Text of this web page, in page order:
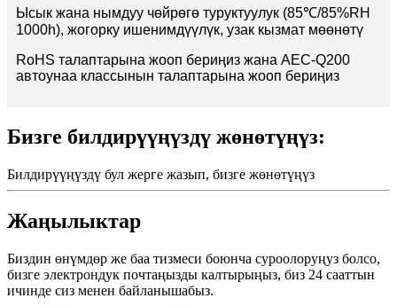
Ысык жана нымдуу чөйрөгө туруктуулук (85℃/85%RH
1000h), жогорку ишенимдүүлүк, узак кызмат мөөнөтү
RoHS талаптарына жооп бериңиз жана AEC-Q200
автоунаа классынын талаптарына жооп бериңиз
Бизге билдирүүңүздү жөнөтүңүз:
Билдирүүңүздү бул жерге жазып, бизге жөнөтүңүз
Жаңылыктар
Биздин өнүмдөр же баа тизмеси боюнча суроолоруңуз болсо,
бизге электрондук почтаңызды калтырыңыз, биз 24 сааттын
ичинде сиз менен байланышабыз.